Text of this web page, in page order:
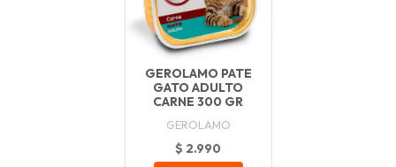
GEROLAMO PATE
GATO ADULTO
CARNE 300 GR
GEROLAMO
$ 2.990